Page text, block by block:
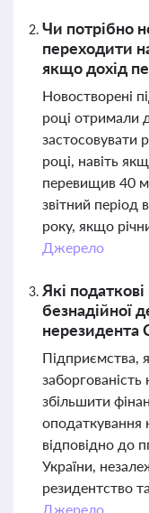
Чи потрібно
переходити
якщо дохід
Новостворені
році отримали
застосовувати
році, навіть
перевищив 40
звітний період
року, якщо
Джерело
Які
безнадійної
Підприємства,
збільшити
оподаткування
відповідно до
України,
резидентство
Джерело